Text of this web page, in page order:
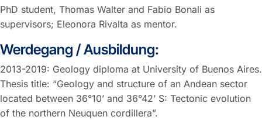
PhD student, Thomas Walter and Fabio Bonali as
supervisors; Eleonora Rivalta as mentor.
Werdegang / Ausbildung:
2013-2019: Geology diploma at University of Buenos Aires.
Thesis title: “Geology and structure of an Andean sector
located between 36°10’ and 36°42’ S: Tectonic evolution
of the northern Neuquen cordillera”.